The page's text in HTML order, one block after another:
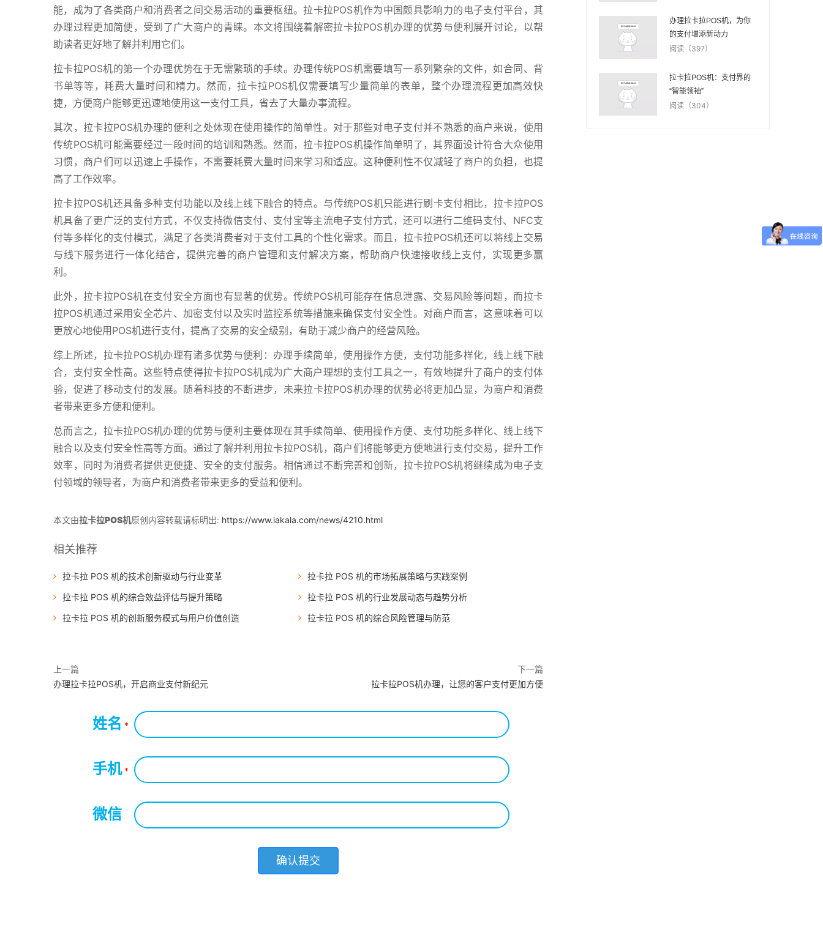
能，成为了各类商户和消费者之间交易活动的重要枢纽。拉卡拉POS机作为中国颇具影响力的电子支付平台，其
办理过程更加简便，受到了广大商户的青睐。本文将围绕着解密拉卡拉POS机办理的优势与便利展开讨论，以帮
助读者更好地了解并利用它们。
拉卡拉POS机的第一个办理优势在于无需繁琐的手续。办理传统POS机需要填写一系列繁杂的文件，如合同、背
书单等等，耗费大量时间和精力。然而，拉卡拉POS机仅需要填写少量简单的表单，整个办理流程更加高效快
捷，方便商户能够更迅速地使用这一支付工具，省去了大量办事流程。
其次，拉卡拉POS机办理的便利之处体现在使用操作的简单性。对于那些对电子支付并不熟悉的商户来说，使用
传统POS机可能需要经过一段时间的培训和熟悉。然而，拉卡拉POS机操作简单明了，其界面设计符合大众使用
习惯，商户们可以迅速上手操作，不需要耗费大量时间来学习和适应。这种便利性不仅减轻了商户的负担，也提
高了工作效率。
拉卡拉POS机还具备多种支付功能以及线上线下融合的特点。与传统POS机只能进行刷卡支付相比，拉卡拉POS
机具备了更广泛的支付方式，不仅支持微信支付、支付宝等主流电子支付方式，还可以进行二维码支付、NFC支
付等多样化的支付模式，满足了各类消费者对于支付工具的个性化需求。而且，拉卡拉POS机还可以将线上交易
与线下服务进行一体化结合，提供完善的商户管理和支付解决方案，帮助商户快速接收线上支付，实现更多赢
利。
此外，拉卡拉POS机在支付安全方面也有显著的优势。传统POS机可能存在信息泄露、交易风险等问题，而拉卡
拉POS机通过采用安全芯片、加密支付以及实时监控系统等措施来确保支付安全性。对商户而言，这意味着可以
更放心地使用POS机进行支付，提高了交易的安全级别，有助于减少商户的经营风险。
综上所述，拉卡拉POS机办理有诸多优势与便利：办理手续简单，使用操作方便，支付功能多样化，线上线下融
合，支付安全性高。这些特点使得拉卡拉POS机成为广大商户理想的支付工具之一，有效地提升了商户的支付体
验，促进了移动支付的发展。随着科技的不断进步，未来拉卡拉POS机办理的优势必将更加凸显，为商户和消费
者带来更多方便和便利。
总而言之，拉卡拉POS机办理的优势与便利主要体现在其手续简单、使用操作方便、支付功能多样化、线上线下
融合以及支付安全性高等方面。通过了解并利用拉卡拉POS机，商户们将能够更方便地进行支付交易，提升工作
效率，同时为消费者提供更便捷、安全的支付服务。相信通过不断完善和创新，拉卡拉POS机将继续成为电子支
付领域的领导者，为商户和消费者带来更多的受益和便利。
本文由拉卡拉POS机原创内容转载请标明出: https://www.iakala.com/news/4210.html
相关推荐
拉卡拉 POS 机的技术创新驱动与行业变革
拉卡拉 POS 机的市场拓展策略与实践案例
拉卡拉 POS 机的综合效益评估与提升策略
拉卡拉 POS 机的行业发展动态与趋势分析
拉卡拉 POS 机的创新服务模式与用户价值创造
拉卡拉 POS 机的综合风险管理与防范
上一篇
办理拉卡拉POS机，开启商业支付新纪元
下一篇
拉卡拉POS机办理，让您的客户支付更加方便
姓名 *
手机*
微信
办理拉卡拉POS机，为你
的支付增添新动力
阅读（397）
拉卡拉POS机：支付界的
“智能领袖”
阅读（304）